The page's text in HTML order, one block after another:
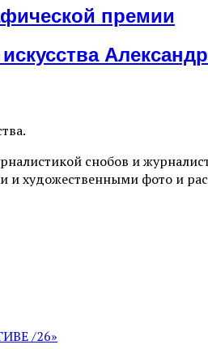
премии
снобов и
художественными фото и
/26»